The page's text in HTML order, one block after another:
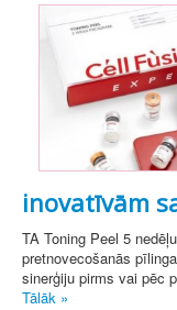
inovatīvām
TA Toning Peel 5
pretnovecošanās
sinerģiju pirms vai pēc
Tālāk »